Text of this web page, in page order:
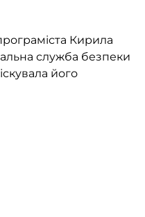
Кирила
служба безпеки
його